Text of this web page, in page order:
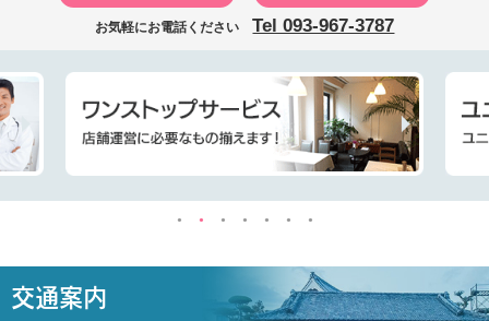
お気軽にお電話ください Tel 093-967-3787
交通案内